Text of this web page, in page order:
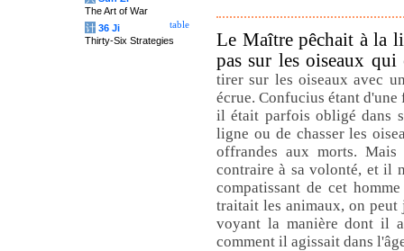
Le Maître pêchait à la
pas sur les oiseaux
tirer sur les oiseaux avec
écrue. Confucius étant
il était parfois obligé dans
ligne ou de chasser les
offrandes aux morts.
contraire à sa volonté, et il
compatissant de cet
traitait les animaux, on
voyant la manière dont il
comment il agissait dans
The Art of War
table
计 36 Ji
Thirty-Six Strategies